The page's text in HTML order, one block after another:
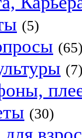
(5)
(65)
(7)
(30)